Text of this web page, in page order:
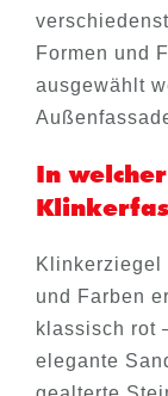
Formen und
ausgewählt
In
Klinkerziegel
und Farben
klassisch rot
elegante